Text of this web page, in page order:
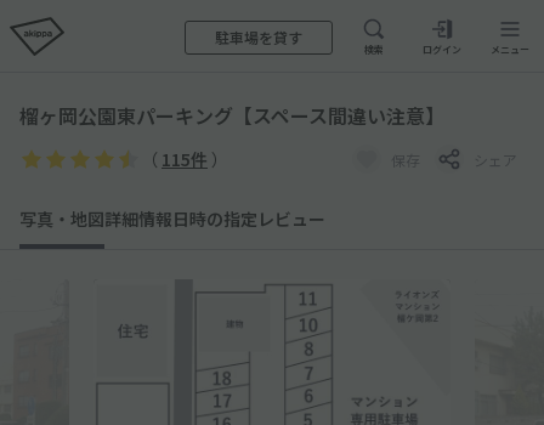
駐車場を貸す
検索 ログイン メニュー
榴ヶ岡公園東パーキング【スペース間違い注意】
（ 115件 ） 保存 シェア
写真・地図詳細情報日時の指定 レビュー